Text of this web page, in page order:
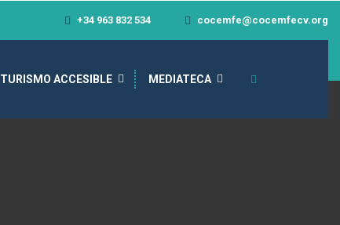
+34 963 832 534 cocemfe@cocemfecv.org
TURISMO ACCESIBLE MEDIATECA